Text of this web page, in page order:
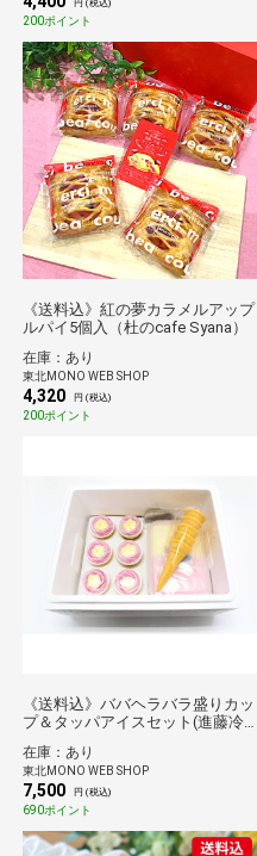
円 (税込)
200ポイント
《送料込》紅の夢カラメルアップ
ルパイ5個入（杜のcafe Syana）
在庫：あり
東北MONO WEB SHOP
4,320 円 (税込)
200ポイント
《送料込》ババヘラバラ盛りカッ
プ＆タッパアイスセット(進藤冷
在庫：あり
東北MONO WEB SHOP
7,500 円 (税込)
690ポイント